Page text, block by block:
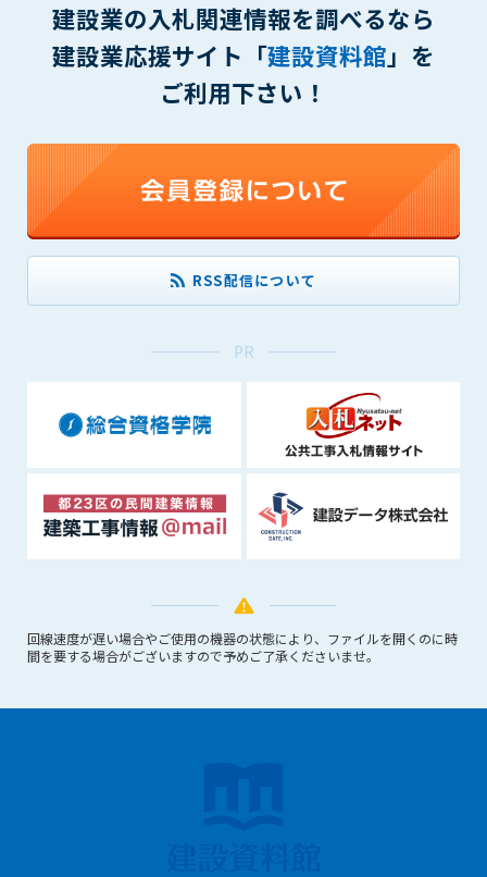
建設業の入札関連情報を調べるなら
建設業応援サイト「建設資料館」を
ご利用下さい！
RSS配信について
PR
回線速度が遅い場合やご使用の機器の状態により、ファイルを開くのに時
間を要する場合がございますので予めご了承くださいませ。
(10) 建設資料館から知り得た情報及びダウンロードした情報
を、営利を目的として第三者に転売し、または転売のため
に第三者に提供すること
第7条（登録内容の削除）
恐れのあるものは、会員の承諾なく削除できるものとします。
(1) 登録されている情報が、第6条の定める禁止事項に該当する
(2) 建設資料館の運営および保守管理上、必要と判断した場合
(3) 広告掲載料金の支払が遅延した場合
(4) その他、管理者が不適当と判断した場合
管理者は、会員の承諾なく、本サービス内容の変更(新規追加、
廃止を含み)し、本サービスの運営を中止または廃止することが
できるものとします。これに起因する会員または他の第三者が
被った損害について管理者は､一切の責任をも負わないものと
会員の氏名、住所、性別、年齢、メールアドレスその他本サー
ビスの提供に関連して管理者が知り得た会員の個人情報（以下
個人情報といいます）について、管理者は、以下の各号に該当
(1) 会員が、自己の個人情報の開示に事前に同意している場合
(2) 個々の会員を特定できない統計的な処理をした形式で第三
(3) 第三者および管理者の権利、財産、安全等を保護するため